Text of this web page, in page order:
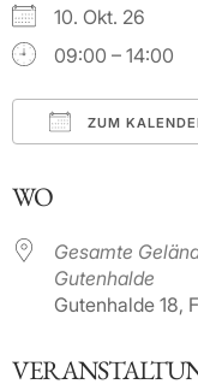
10. Okt. 26
09:00 – 14:00
ZUM
WO
Gesamte
Gutenhalde
Gutenhalde 18,